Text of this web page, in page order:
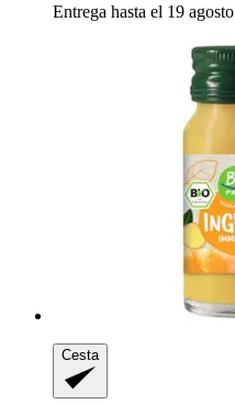
Entrega hasta el 19 agosto
Cesta